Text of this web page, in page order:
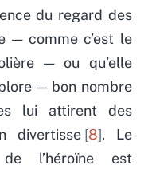
du regard des
— comme c’est le
— ou qu’elle
— bon nombre
lui attirent des
divertisse 8 . Le
l’héroïne est